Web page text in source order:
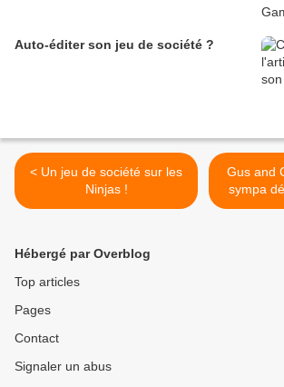
Auto-éditer son jeu de société ?
< Un jeu de société sur les
Ninjas !
Gus and
sympa
Hébergé par Overblog
Top articles
Pages
Contact
Signaler un abus